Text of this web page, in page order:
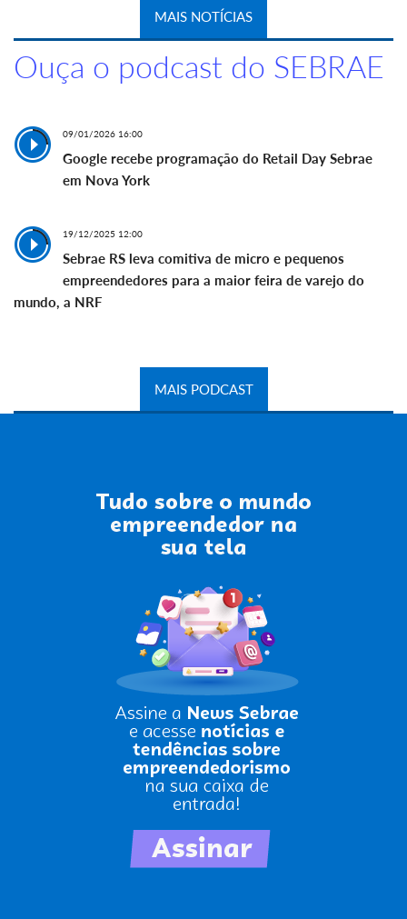
MAIS NOTÍCIAS
Ouça o podcast do SEBRAE
09/01/2026 16:00
Google recebe programação do Retail Day Sebrae
em Nova York
19/12/2025 12:00
Sebrae RS leva comitiva de micro e pequenos
empreendedores para a maior feira de varejo do
mundo, a NRF
MAIS PODCAST